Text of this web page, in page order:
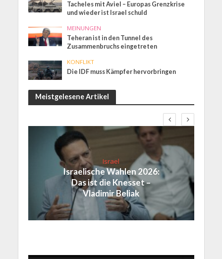
Tacheles mit Aviel – Europas Grenzkrise
und wieder ist Israel schuld
MEINUNGEN
Teheran ist in den Tunnel des
Zusammenbruchs eingetreten
KONFLIKT
Die IDF muss Kämpfer hervorbringen
Meistgelesene Artikel
Israel
Israelische Wahlen 2026:
Das ist die Knesset –
Vladimir Beliak